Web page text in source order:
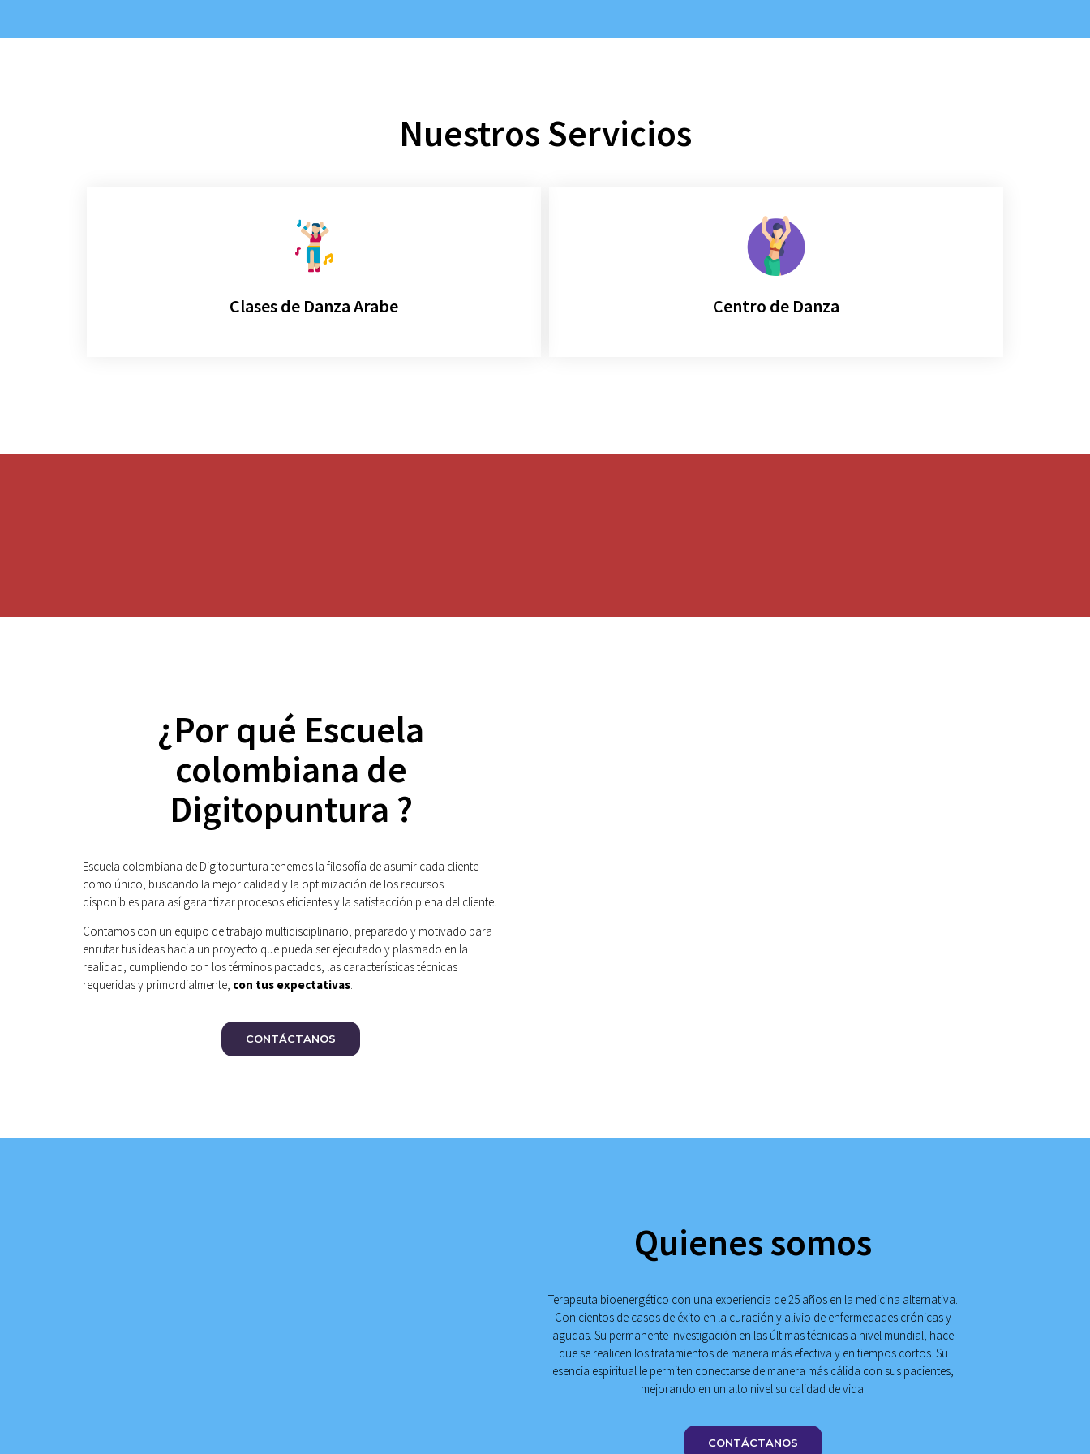
Nuestros Servicios
Clases de Danza Arabe Centro de Danza
¿Por qué Escuela
colombiana de
Digitopuntura ?
Escuela colombiana de Digitopuntura tenemos la filosofía de asumir cada cliente
como único, buscando la mejor calidad y la optimización de los recursos
disponibles para así garantizar procesos eficientes y la satisfacción plena del cliente.
Contamos con un equipo de trabajo multidisciplinario, preparado y motivado para
enrutar tus ideas hacia un proyecto que pueda ser ejecutado y plasmado en la
realidad, cumpliendo con los términos pactados, las características técnicas
requeridas y primordialmente, con tus expectativas
CONTÁCTANOS
Quienes somos
Terapeuta bioenergético con una experiencia de 25 años en la medicina alternativa.
Con cientos de casos de éxito en la curación y alivio de enfermedades crónicas y
agudas. Su permanente investigación en las últimas técnicas a nivel mundial, hace
que se realicen los tratamientos de manera más efectiva y en tiempos cortos. Su
esencia espiritual le permiten conectarse de manera más cálida con sus pacientes,
mejorando en un alto nivel su calidad de vida.
CONTÁCTANOS